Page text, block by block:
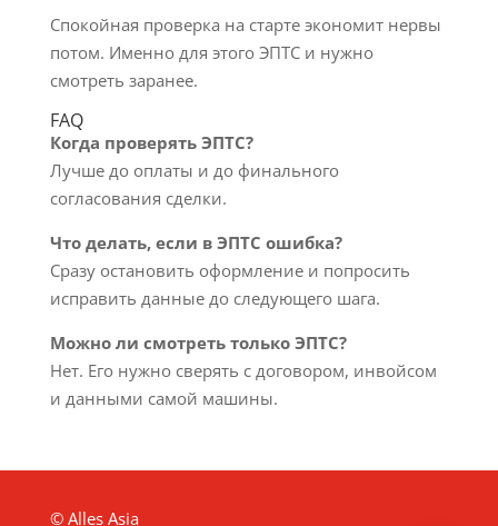
Спокойная проверка на старте экономит нервы
потом. Именно для этого ЭПТС и нужно
смотреть заранее.
FAQ
Когда проверять ЭПТС?
Лучше до оплаты и до финального
согласования сделки.
Что делать, если в ЭПТС ошибка?
Сразу остановить оформление и попросить
исправить данные до следующего шага.
Можно ли смотреть только ЭПТС?
Нет. Его нужно сверять с договором, инвойсом
и данными самой машины.
© Alles Asia